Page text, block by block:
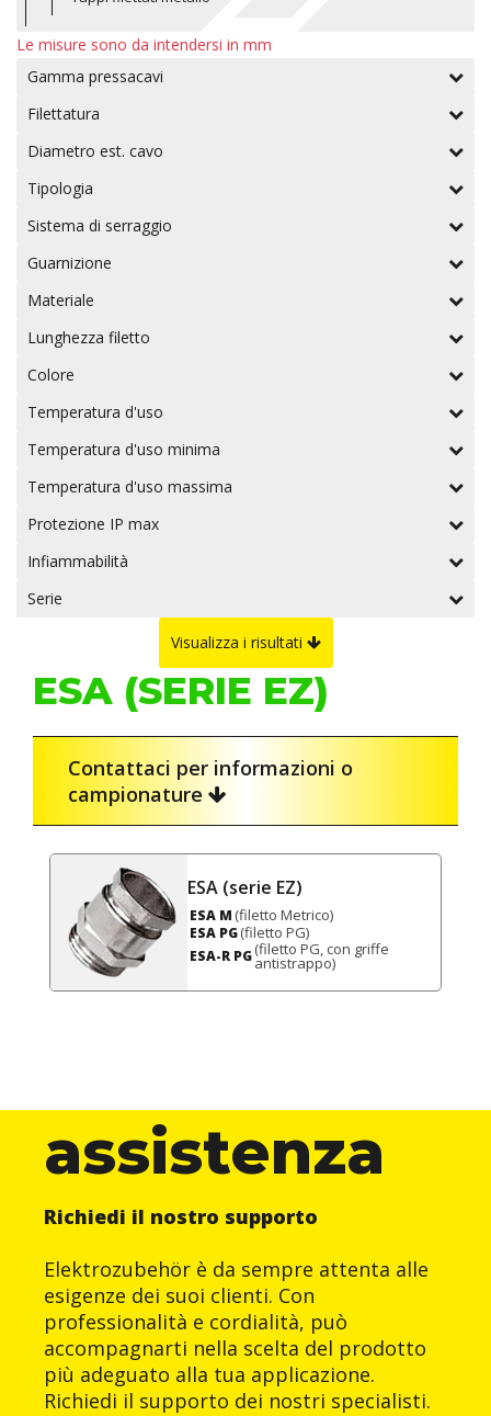
Le misure sono da intendersi in mm
Gamma pressacavi
Filettatura
Diametro est. cavo
Tipologia
Sistema di serraggio
Guarnizione
Materiale
Lunghezza filetto
Colore
Temperatura d'uso
Temperatura d'uso minima
Temperatura d'uso massima
Protezione IP max
Infiammabilità
Serie
Visualizza i risultati
ESA (SERIE EZ)
Contattaci per informazioni o
campionature
ESA (serie EZ)
ESA M (filetto Metrico)
ESA PG (filetto PG)
ESA-R PG (filetto PG, con griffe
antistrappo)
assistenza
Richiedi il nostro supporto
Elektrozubehör è da sempre attenta alle
esigenze dei suoi clienti. Con
professionalità e cordialità, può
accompagnarti nella scelta del prodotto
più adeguato alla tua applicazione.
Richiedi il supporto dei nostri specialisti.